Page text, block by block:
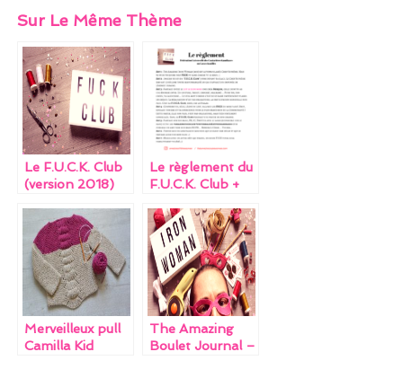
ce
b
o
o
k
itt
er
er
es
t
l
dI
n
Sur Le Même Thème
Le F.U.C.K. Club
(version 2018)
Le règlement du
F.U.C.K. Club +
2018)
Merveilleux pull
Camilla Kid
The Amazing
Boulet Journal –